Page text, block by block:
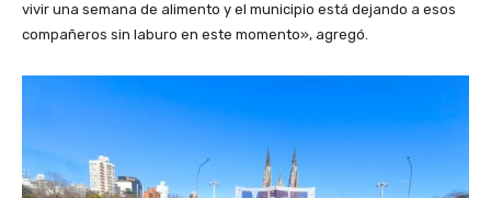
vivir una semana de alimento y el municipio está dejando a esos
compañeros sin laburo en este momento», agregó.